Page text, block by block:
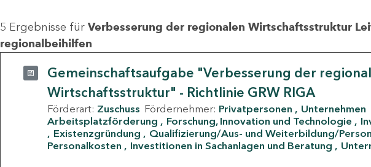
5 Ergebnisse für Verbesserung der regionalen Wirtschaftsstruktur
regionalbeihilfen
Gemeinschaftsaufgabe "Verbesserung der
Wirtschaftsstruktur" - Richtlinie GRW RIGA
Förderart: Zuschuss Fördernehmer: Privatpersonen Unternehmen
Arbeitsplatzförderung
Forschung, Innovation und Technologie
Existenzgründung
Qualifizierung/Aus- und Weiterbildung/
Personalkosten
Investitionen in Sachanlagen und Beratung